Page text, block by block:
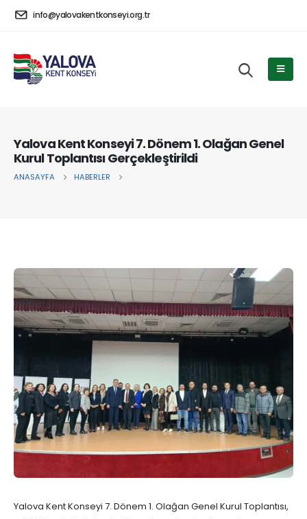
info@yalovakentkonseyi.org.tr
Yalova Kent Konseyi 7. Dönem 1. Olağan Genel
Kurul Toplantısı Gerçekleştirildi
ANASAYFA HABERLER
Yalova Kent Konseyi 7. Dönem 1. Olağan Genel Kurul Toplantısı,